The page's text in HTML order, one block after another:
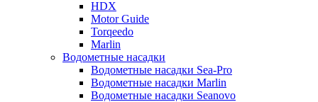
HDX
Motor Guide
Torqeedo
Marlin
Водометные насадки
Водометные насадки Sea-Pro
Водометные насадки Marlin
Водометные насадки Seanovo